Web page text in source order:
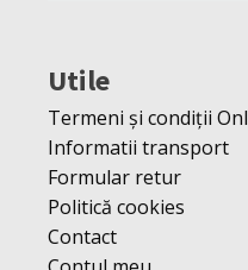
Utile
Termeni și condiții
Informatii transport
Formular retur
Politică cookies
Contact